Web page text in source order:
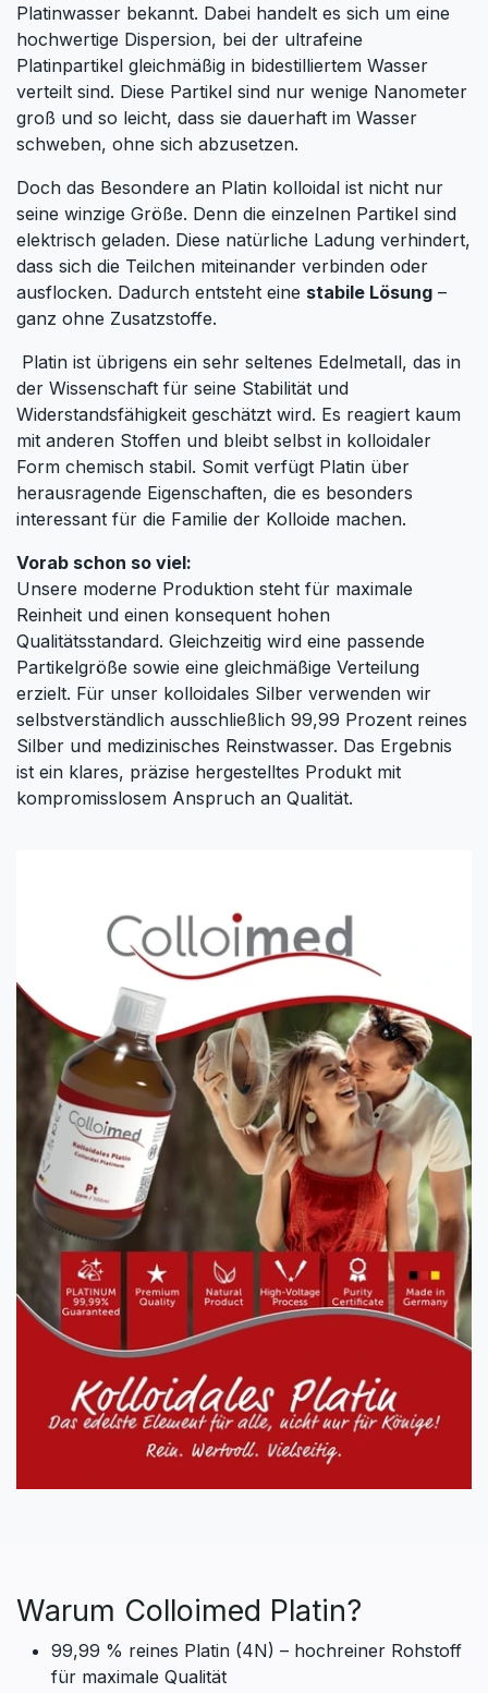
Platinwasser bekannt. Dabei handelt es sich um eine
hochwertige Dispersion, bei der ultrafeine
Platinpartikel gleichmäßig in bidestilliertem Wasser
verteilt sind. Diese Partikel sind nur wenige Nanometer
groß und so leicht, dass sie dauerhaft im Wasser
schweben, ohne sich abzusetzen.
Doch das Besondere an Platin kolloidal ist nicht nur
seine winzige Größe. Denn die einzelnen Partikel sind
elektrisch geladen. Diese natürliche Ladung verhindert,
dass sich die Teilchen miteinander verbinden oder
ausflocken. Dadurch entsteht eine stabile Lösung –
ganz ohne Zusatzstoffe.
Platin ist übrigens ein sehr seltenes Edelmetall, das in
der Wissenschaft für seine Stabilität und
Widerstandsfähigkeit geschätzt wird. Es reagiert kaum
mit anderen Stoffen und bleibt selbst in kolloidaler
Form chemisch stabil. Somit verfügt Platin über
herausragende Eigenschaften, die es besonders
interessant für die Familie der Kolloide machen.
Vorab schon so viel:
Unsere moderne Produktion steht für maximale
Reinheit und einen konsequent hohen
Qualitätsstandard. Gleichzeitig wird eine passende
Partikelgröße sowie eine gleichmäßige Verteilung
erzielt. Für unser kolloidales Silber verwenden wir
selbstverständlich ausschließlich 99,99 Prozent reines
Silber und medizinisches Reinstwasser. Das Ergebnis
ist ein klares, präzise hergestelltes Produkt mit
kompromisslosem Anspruch an Qualität.
Warum Colloimed Platin?
99,99 % reines Platin (4N) – hochreiner Rohstoff
für maximale Qualität